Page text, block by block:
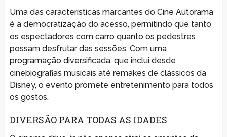
Uma das características marcantes do Cine Autorama
é a democratização do acesso, permitindo que tanto
os espectadores com carro quanto os pedestres
possam desfrutar das sessões. Com uma
programação diversificada, que inclui desde
cinebiografias musicais até remakes de clássicos da
Disney, o evento promete entretenimento para todos
os gostos.
DIVERSÃO PARA TODAS AS IDADES